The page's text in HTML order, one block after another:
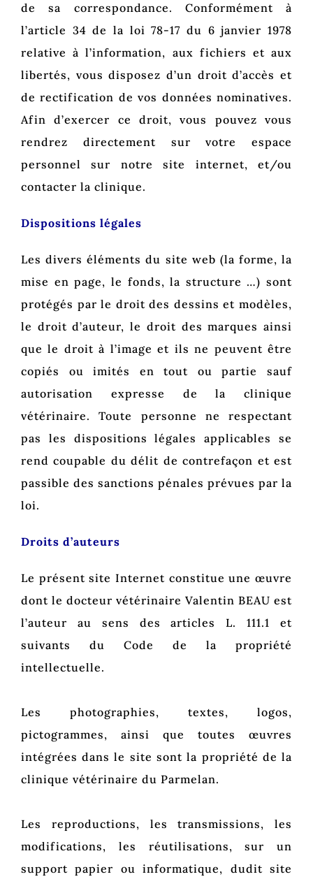
de sa correspondance. Conformément à
l’article 34 de la loi 78-17 du 6 janvier 1978
relative à l’information, aux fichiers et aux
libertés, vous disposez d’un droit d’accès et
de rectification de vos données nominatives.
Afin d’exercer ce droit, vous pouvez vous
rendrez directement sur votre espace
personnel sur notre site internet, et/ou
contacter la clinique.
Dispositions légales
Les divers éléments du site web (la forme, la
mise en page, le fonds, la structure …) sont
protégés par le droit des dessins et modèles,
le droit d’auteur, le droit des marques ainsi
que le droit à l’image et ils ne peuvent être
copiés ou imités en tout ou partie sauf
autorisation expresse de la clinique
vétérinaire. Toute personne ne respectant
pas les dispositions légales applicables se
rend coupable du délit de contrefaçon et est
passible des sanctions pénales prévues par la
loi.
Droits d’auteurs
Le présent site Internet constitue une œuvre
dont le docteur vétérinaire Valentin BEAU est
l’auteur au sens des articles L. 111.1 et
suivants du Code de la propriété
intellectuelle.
Les photographies, textes, logos,
pictogrammes, ainsi que toutes œuvres
intégrées dans le site sont la propriété de la
clinique vétérinaire du Parmelan.
Les reproductions, les transmissions, les
modifications, les réutilisations, sur un
support papier ou informatique, dudit site